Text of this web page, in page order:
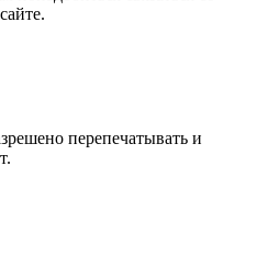
перепечатывать и